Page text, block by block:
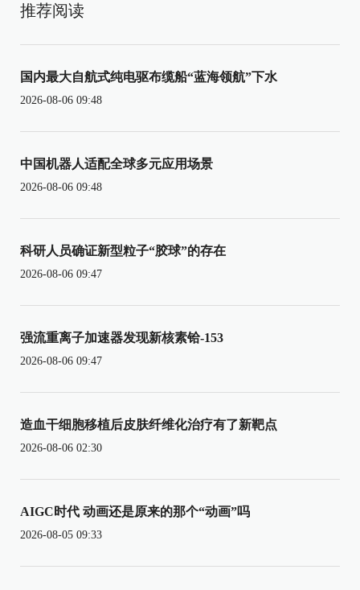
推荐阅读
国内最大自航式纯电驱布缆船“蓝海领航”下水
2026-08-06 09:48
中国机器人适配全球多元应用场景
2026-08-06 09:48
科研人员确证新型粒子“胶球”的存在
2026-08-06 09:47
强流重离子加速器发现新核素铪-153
2026-08-06 09:47
造血干细胞移植后皮肤纤维化治疗有了新靶点
2026-08-06 02:30
AIGC时代 动画还是原来的那个“动画”吗
2026-08-05 09:33